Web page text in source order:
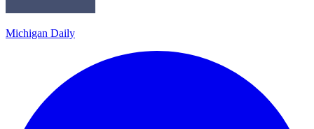
Michigan Daily